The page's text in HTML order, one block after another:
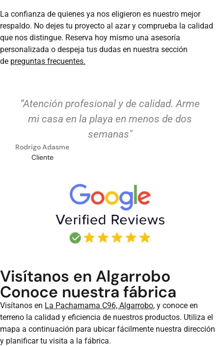
La confianza de quienes ya nos eligieron es nuestro mejor
respaldo. No dejes tu proyecto al azar y comprueba la calidad
que nos distingue. Reserva hoy mismo una asesoría
personalizada o despeja tus dudas en nuestra sección
de preguntas frecuentes.
“Atención profesional y de calidad. Arme
mi casa en la playa en menos de dos
semanas"
Rodrigo Adasme
Cliente
Visítanos en Algarrobo
Conoce nuestra fábrica
Visítanos en La Pachamama C96, Algarrobo, y conoce en
terreno la calidad y eficiencia de nuestros productos. Utiliza el
mapa a continuación para ubicar fácilmente nuestra dirección
y planificar tu visita a la fábrica.